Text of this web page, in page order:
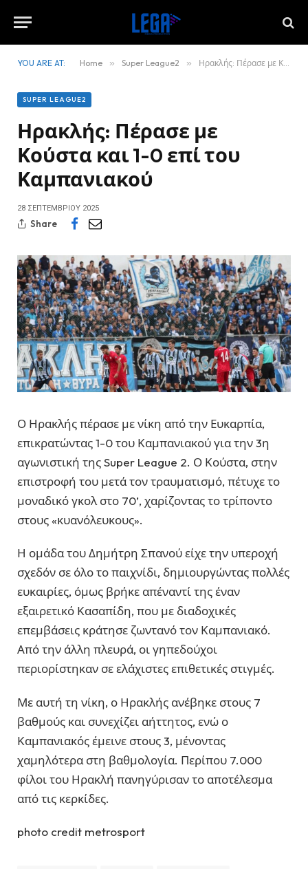
YOU ARE AT: Home » Super League2 » Ηρακλής: Πέρασε με Κούστα και 1-0 επί του Καμπανιακού
SUPER LEAGUE2
Ηρακλής: Πέρασε με
Κούστα και 1-0 επί του
Καμπανιακού
28 ΣΕΠΤΕΜΒΡΊΟΥ 2025
Share
Ο Ηρακλής πέρασε με νίκη από την Ευκαρπία,
επικρατώντας 1-0 του Καμπανιακού για την 3η
αγωνιστική της Super League 2. Ο Κούστα, στην
επιστροφή του μετά τον τραυματισμό, πέτυχε το
μοναδικό γκολ στο 70’, χαρίζοντας το τρίποντο
στους «κυανόλευκους».
Η ομάδα του Δημήτρη Σπανού είχε την υπεροχή
σχεδόν σε όλο το παιχνίδι, δημιουργώντας πολλές
ευκαιρίες, όμως βρήκε απέναντί της έναν
εξαιρετικό Κασαπίδη, που με διαδοχικές
επεμβάσεις κράτησε ζωντανό τον Καμπανιακό.
Από την άλλη πλευρά, οι γηπεδούχοι
περιορίστηκαν σε ελάχιστες επιθετικές στιγμές.
Με αυτή τη νίκη, ο Ηρακλής ανέβηκε στους 7
βαθμούς και συνεχίζει αήττητος, ενώ ο
Καμπανιακός έμεινε στους 3, μένοντας
χαμηλότερα στη βαθμολογία. Περίπου 7.000
φίλοι του Ηρακλή πανηγύρισαν το αποτέλεσμα
από τις κερκίδες.
photo credit metrosport